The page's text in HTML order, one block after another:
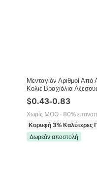
Μενταγιόν Αριθμοί
Κολιέ Βραχιόλια
$0.43-0.83
Χωρίς MOQ· 80%
Κορυφή 3% Καλύτερες
Δωρεάν αποστολή